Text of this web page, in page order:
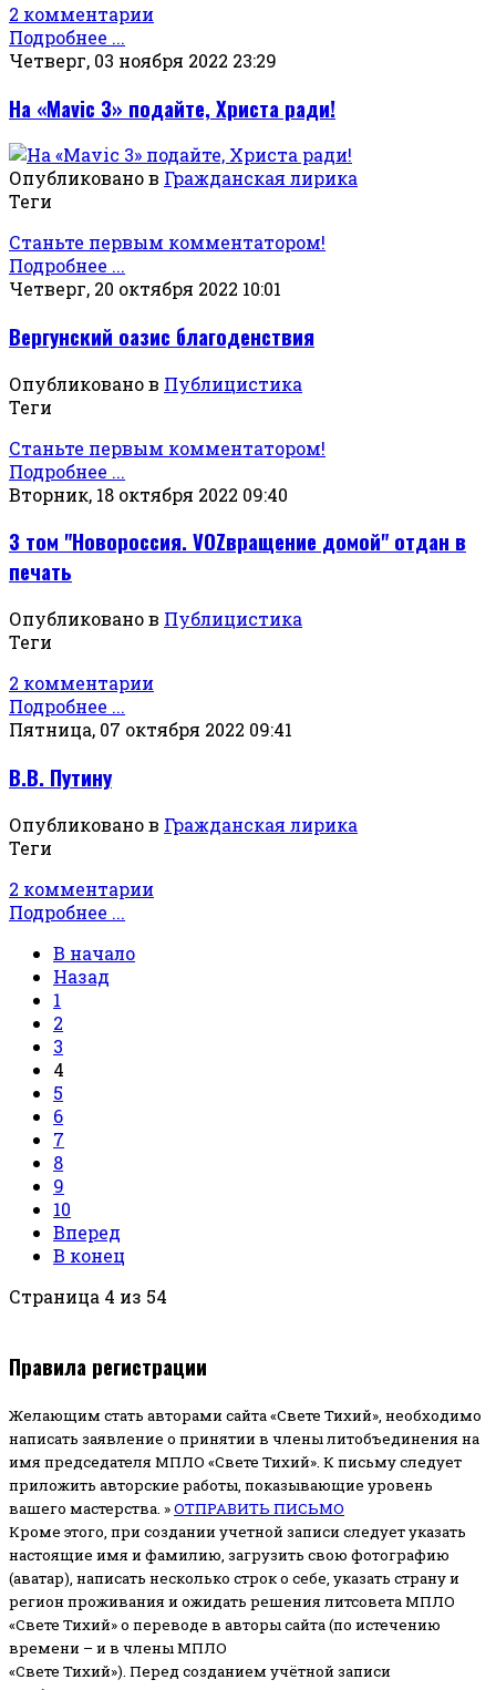
2 комментарии
Подробнее ...
Четверг, 03 ноября 2022 23:29
На «Mavic 3» подайте, Христа ради!
Опубликовано в Гражданская лирика
Теги
Станьте первым комментатором!
Подробнее ...
Четверг, 20 октября 2022 10:01
Вергунский оазис благоденствия
Опубликовано в Публицистика
Теги
Станьте первым комментатором!
Подробнее ...
Вторник, 18 октября 2022 09:40
3 том "Новороссия. VOZвращение домой" отдан в
печать
Опубликовано в Публицистика
Теги
2 комментарии
Подробнее ...
Пятница, 07 октября 2022 09:41
В.В. Путину
Опубликовано в Гражданская лирика
Теги
2 комментарии
Подробнее ...
В начало
Назад
1
2
3
4
5
6
7
8
9
10
Вперед
В конец
Страница 4 из 54
Правила регистрации
Желающим стать авторами сайта «Свете Тихий», необходимо
написать заявление о принятии в члены литобъединения на
имя председателя МПЛО «Свете Тихий». К письму следует
приложить авторские работы, показывающие уровень
вашего мастерства. »ОТПРАВИТЬ ПИСЬМО
Кроме этого, при создании учетной записи следует указать
настоящие имя и фамилию, загрузить свою фотографию
(аватар), написать несколько строк о себе, указать страну и
регион проживания и ожидать решения литсовета МПЛО
«Свете Тихий» о переводе в авторы сайта (по истечению
времени – и в члены МПЛО
«Свете Тихий»). Перед созданием учётной записи